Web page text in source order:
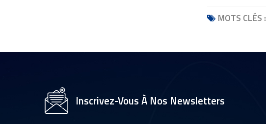
MOTS CLÉS :
logistique intelligente
Inscrivez-Vous À Nos Newsletters